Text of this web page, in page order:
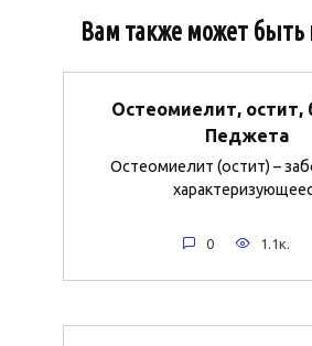
Вам также может быть
Остеомиелит, остит,
Педжета
Остеомиелит (остит) –
0 1.1к.